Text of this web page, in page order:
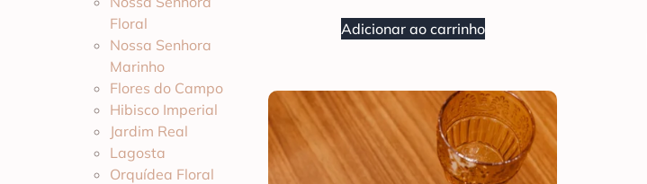
Floral
Nossa Senhora
Marinho
Flores do Campo
Hibisco Imperial
Jardim Real
Lagosta
Orquídea Floral
Adicionar ao carrinho